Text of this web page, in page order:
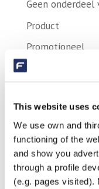
This website uses
We use own and
functioning of the
and show you
through a profile
(e.g. pages visited).
Geen onderdeel
Product
Promotioneel
Tips & tricks
Wat vindt u
Biopool Borrel
Pompen
Service Skimmer